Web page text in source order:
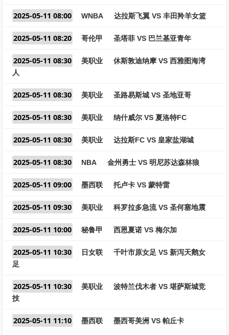
2025-05-11 08:00 WNBA 达拉斯飞翼 VS 丰田羚羊女篮
2025-05-11 08:20 哥伦甲 圣塔菲 VS 巴兰基亚青年
2025-05-11 08:30 美职业
休斯敦迪纳摩 VS 西雅图海湾
人
2025-05-11 08:30 美职业 圣路易斯城 VS 圣地亚哥
2025-05-11 08:30 美职业 纳什威尔 VS 夏洛特FC
2025-05-11 08:30 美职业 达拉斯FC VS 皇家盐湖城
2025-05-11 08:30 NBA 金州勇士 VS 明尼苏达森林狼
2025-05-11 09:00 墨西联 托卢卡 VS 蒙特雷
2025-05-11 09:30 美职业 科罗拉多急流 VS 圣何塞地震
2025-05-11 10:00 秘鲁甲 西恩夏诺 VS 梅尔加
2025-05-11 10:30 日女联
千叶市原女足 VS 新泻天鹅女
足
2025-05-11 10:30 美职业
波特兰伐木者 VS 堪萨斯城竞
技
2025-05-11 11:10 墨西联 墨西哥美洲 VS 帕丘卡